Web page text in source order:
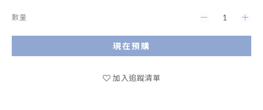
數量
現在預購
加入追蹤清單